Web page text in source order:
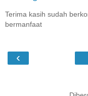
Terima kasih sudah
bermanfaat
‹